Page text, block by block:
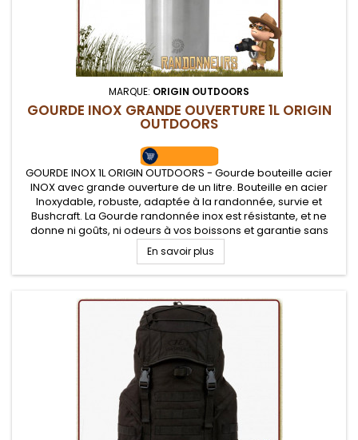
MARQUE: ORIGIN OUTDOORS
GOURDE INOX GRANDE OUVERTURE 1L ORIGIN
OUTDOORS
GOURDE INOX 1L ORIGIN OUTDOORS - Gourde bouteille acier
INOX avec grande ouverture de un litre. Bouteille en acier
Inoxydable, robuste, adaptée à la randonnée, survie et
Bushcraft. La Gourde randonnée inox est résistante, et ne
donne ni goûts, ni odeurs à vos boissons et garantie sans
vernis. Base droite pour l'intégrer dans la plupart des quarts
ou...
En savoir plus